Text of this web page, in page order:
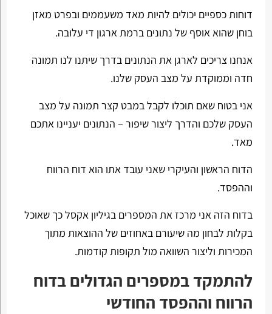
דוחות כספיים יכולים להיות מאד משעממים ובפרט מאזן
בוחן שהוא אוסף של נתונים ברמת ארגון די עלובה.
אנחנו צריכים לארגן את הנתונים בדרך שיתנו לנו תמונה
חדה וממוקדת על מצב העסק שלנו.
אני בטוח שאם תוכלו לקבל במבט קצר תמונה על מצב
העסק שלכם והדרך ליצור שיפור – הנתונים יעניינו אתכם
מאד.
הדוח הראשון והעיקרי שאני עובד אתו הוא דוח הרווח
וההפסד.
בדוח הזה אני מרכז את המספרים בגיליון אקסל כך שאוכל
בקלות לבחון מה שיעורם באחוזים של ההוצאות מתוך
המכירות וליצור השוואה מול תקופות קודמות.
להתמקד במספרים הגדולים בדוח
הרווח וההפסד החודשי